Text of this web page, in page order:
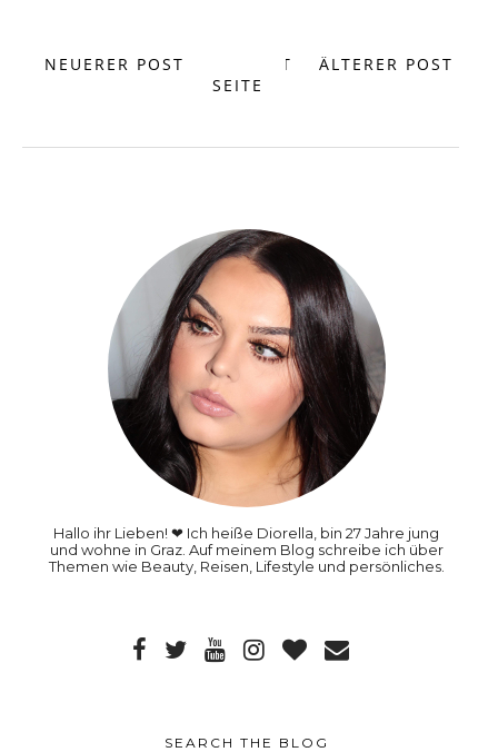
NEUERER POST ÄLTERER POST
START
SEITE
Hallo ihr Lieben! ❤ Ich heiße Diorella, bin 27 Jahre jung
und wohne in Graz. Auf meinem Blog schreibe ich über
Themen wie Beauty, Reisen, Lifestyle und persönliches.
SEARCH THE BLOG